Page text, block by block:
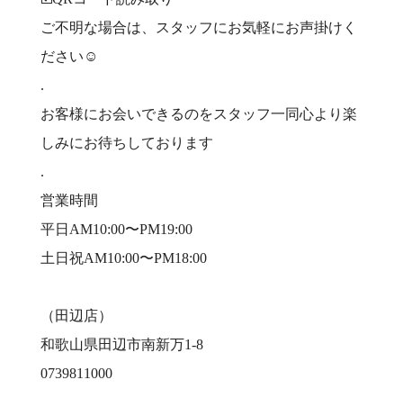
ご不明な場合は、スタッフにお気軽にお声掛けく
ださい☺️
.
お客様にお会いできるのをスタッフ一同心より楽
しみにお待ちしております
.
営業時間
平日AM10:00〜PM19:00
土日祝AM10:00〜PM18:00
（田辺店）
和歌山県田辺市南新万1-8
0739811000